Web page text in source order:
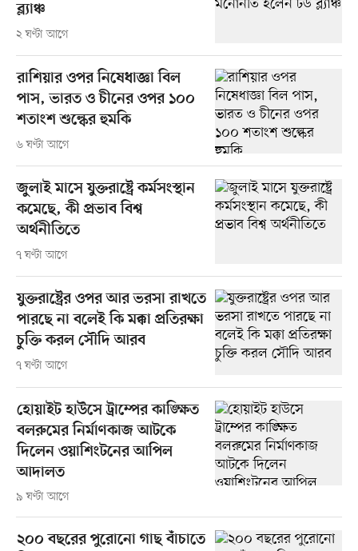
ব্ল্যাঞ্চ
২ ঘণ্টা আগে
রাশিয়ার ওপর নিষেধাজ্ঞা বিল
পাস, ভারত ও চীনের ওপর ১০০
শতাংশ শুল্কের হুমকি
৬ ঘণ্টা আগে
জুলাই মাসে যুক্তরাষ্ট্রে কর্মসংস্থান
কমেছে, কী প্রভাব বিশ্ব
অর্থনীতিতে
৭ ঘণ্টা আগে
যুক্তরাষ্ট্রের ওপর আর ভরসা রাখতে
পারছে না বলেই কি মক্কা প্রতিরক্ষা
চুক্তি করল সৌদি আরব
৭ ঘণ্টা আগে
হোয়াইট হাউসে ট্রাম্পের কাঙ্ক্ষিত
বলরুমের নির্মাণকাজ আটকে
দিলেন ওয়াশিংটনের আপিল
আদালত
৯ ঘণ্টা আগে
২০০ বছরের পুরোনো গাছ বাঁচাতে